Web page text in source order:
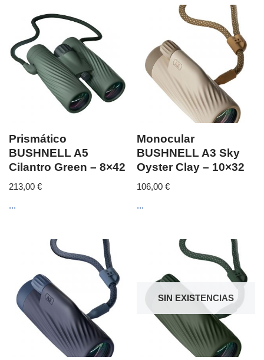
Prismático
BUSHNELL A5
Cilantro Green – 8×42
213,00 €
...
Monocular
BUSHNELL A3 Sky
Oyster Clay – 10×32
106,00€
...
SIN EXISTENCIAS